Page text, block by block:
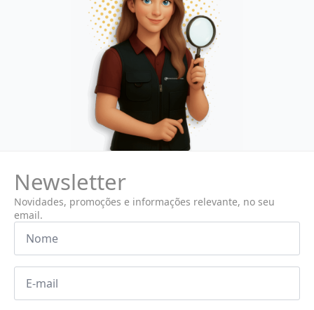
Newsletter
Novidades, promoções e informações relevante, no seu
email.
Nome
Email